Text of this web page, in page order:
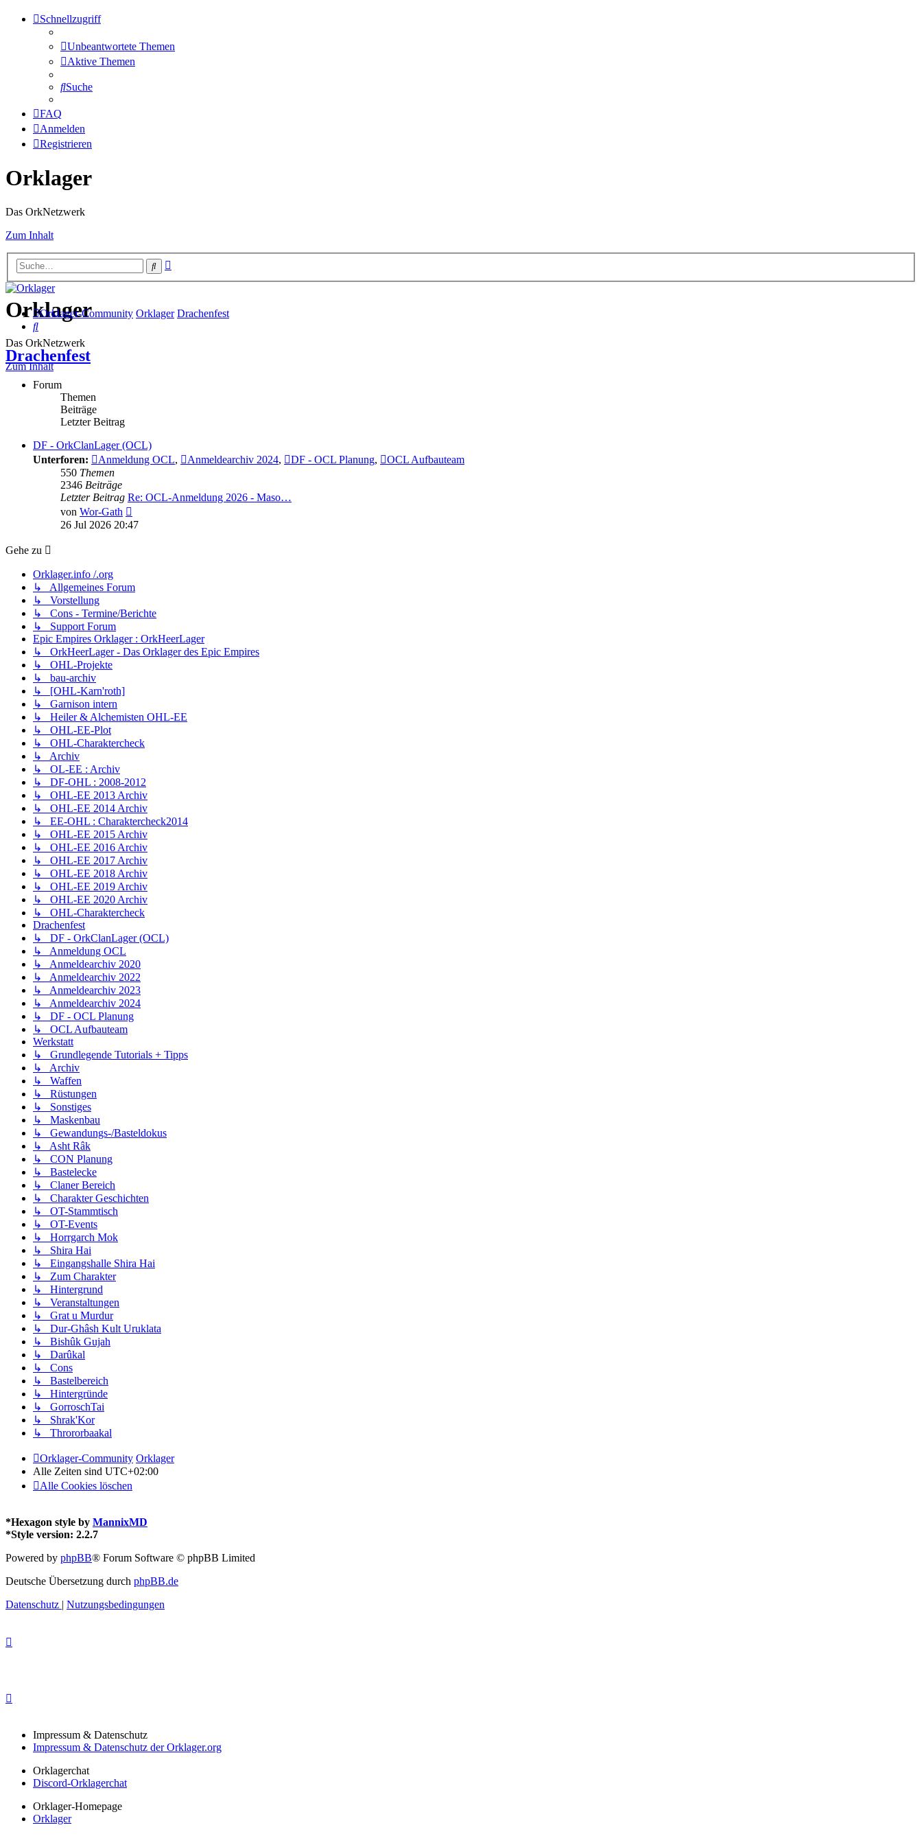
Schnellzugriff
Unbeantwortete Themen
Aktive Themen
Suche
FAQ
Anmelden
Registrieren
Orklager
Das OrkNetzwerk
Zum Inhalt
Suche
Orklager
Das OrkNetzwerk
Zum Inhalt
Orklager-Community Orklager Drachenfest
Suche
Drachenfest
Forum
Themen
Beiträge
Letzter Beitrag
DF - OrkClanLager (OCL)
Unterforen:
Anmeldung OCL, Anmeldearchiv 2024, DF - OCL Planung,
OCL Aufbauteam
550 Themen
2346 Beiträge
Letzter Beitrag Re: OCL-Anmeldung 2026 - Maso…
von Wor-Gath
Beitrag
26 Jul 2026 20:47
Gehe zu
Orklager.info /.org
↳ Allgemeines Forum
↳ Vorstellung
↳ Cons - Termine/Berichte
↳ Support Forum
Epic Empires Orklager : OrkHeerLager
↳ OrkHeerLager - Das Orklager des Epic Empires
↳ OHL-Projekte
↳ bau-archiv
↳ [OHL-Karn'roth]
↳ Garnison intern
↳ Heiler & Alchemisten OHL-EE
↳ OHL-EE-Plot
↳ OHL-Charaktercheck
↳ Archiv
↳ OL-EE : Archiv
↳ DF-OHL : 2008-2012
↳ OHL-EE 2013 Archiv
↳ OHL-EE 2014 Archiv
↳ EE-OHL : Charaktercheck2014
↳ OHL-EE 2015 Archiv
↳ OHL-EE 2016 Archiv
↳ OHL-EE 2017 Archiv
↳ OHL-EE 2018 Archiv
↳ OHL-EE 2019 Archiv
↳ OHL-EE 2020 Archiv
↳ OHL-Charaktercheck
Drachenfest
↳ DF - OrkClanLager (OCL)
↳ Anmeldung OCL
↳ Anmeldearchiv 2020
↳ Anmeldearchiv 2022
↳ Anmeldearchiv 2023
↳ Anmeldearchiv 2024
↳ DF - OCL Planung
↳ OCL Aufbauteam
Werkstatt
↳ Grundlegende Tutorials + Tipps
↳ Archiv
↳ Waffen
↳ Rüstungen
↳ Sonstiges
↳ Maskenbau
↳ Gewandungs-/Basteldokus
↳ Asht Râk
↳ CON Planung
↳ Bastelecke
↳ Claner Bereich
↳ Charakter Geschichten
↳ OT-Stammtisch
↳ OT-Events
↳ Horrgarch Mok
↳ Shira Hai
↳ Eingangshalle Shira Hai
↳ Zum Charakter
↳ Hintergrund
↳ Veranstaltungen
↳ Grat u Murdur
↳ Dur-Ghâsh Kult Uruklata
↳ Bishûk Gujah
↳ Darûkal
↳ Cons
↳ Bastelbereich
↳ Hintergründe
↳ GorroschTai
↳ Shrak'Kor
↳ Thrororbaakal
Orklager-Community Orklager
Alle Zeiten sind UTC+02:00
Alle Cookies löschen
*Hexagon style by MannixMD
*Style version: 2.2.7
Powered by phpBB® Forum Software © phpBB Limited
Deutsche Übersetzung durch phpBB.de
Datenschutz | Nutzungsbedingungen
Impressum & Datenschutz
Impressum & Datenschutz der Orklager.org
Orklagerchat
Discord-Orklagerchat
Orklager-Homepage
Orklager